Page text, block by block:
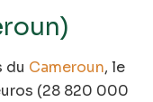
du Cameroun, le
(28 820 000